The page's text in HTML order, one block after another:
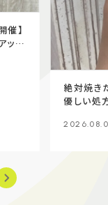
催】
ップ
絶対焼き
優しい処